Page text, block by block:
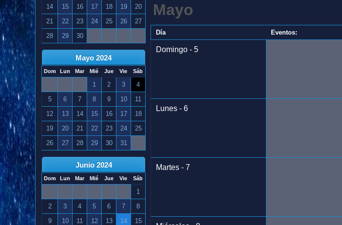
14
15 16 17 18 19
20
21
22 23 24 25 26
27
28
29 30
Mayo 2024
Dom Lun Mar Mié Jue Vie Sáb
1 2 3
4
5
6 7 8 9 10
11
12
13 14 15 16 17
18
19
20 21 22 23 24
25
26
27 28 29 30 31
Junio 2024
Dom Lun Mar Mié Jue Vie Sáb
1
2
3 4 5 6 7
8
9
10 11 12 13 14
15
Mayo
Día Eventos:
Domingo - 5
Lunes - 6
Martes - 7